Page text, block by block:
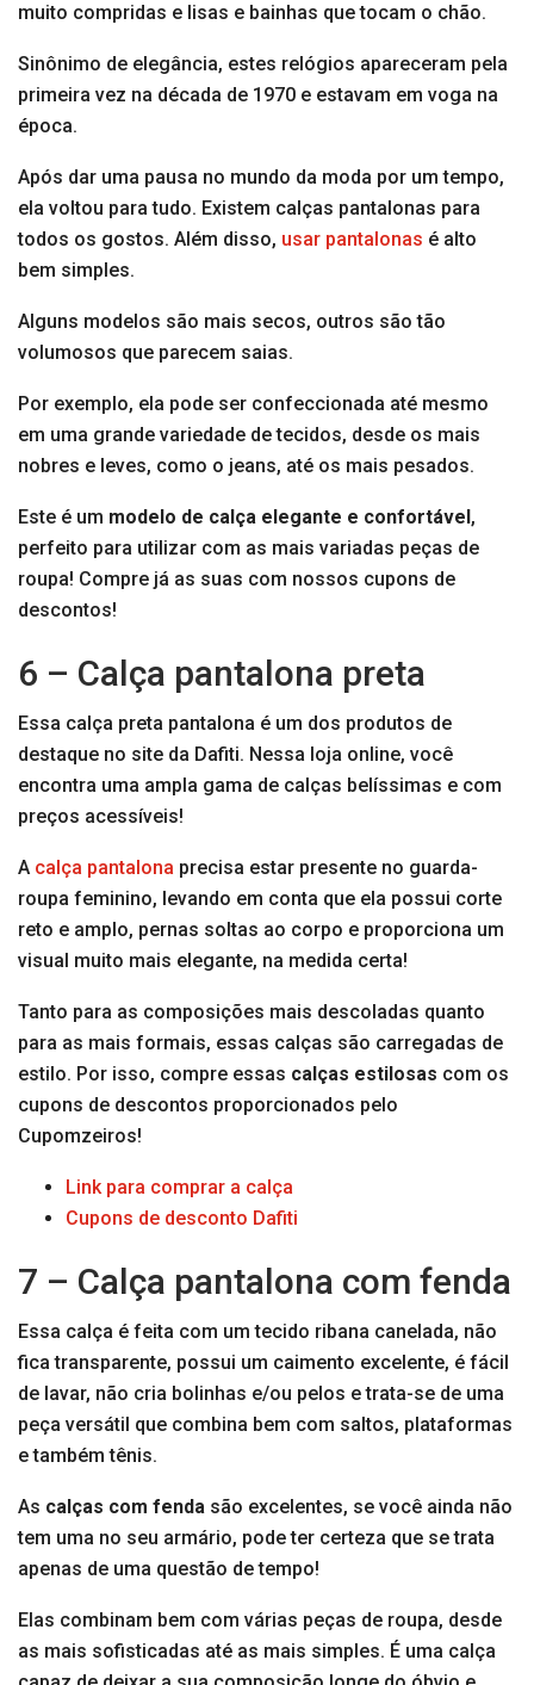
muito compridas e lisas e bainhas que tocam o chão.
Sinônimo de elegância, estes relógios apareceram pela
primeira vez na década de 1970 e estavam em voga na
época.
Após dar uma pausa no mundo da moda por um tempo,
ela voltou para tudo. Existem calças pantalonas para
todos os gostos. Além disso, usar pantalonas é alto
bem simples.
Alguns modelos são mais secos, outros são tão
volumosos que parecem saias.
Por exemplo, ela pode ser confeccionada até mesmo
em uma grande variedade de tecidos, desde os mais
nobres e leves, como o jeans, até os mais pesados.
Este é um modelo de calça elegante e confortável ,
perfeito para utilizar com as mais variadas peças de
roupa! Compre já as suas com nossos cupons de
descontos!
6 – Calça pantalona preta
Essa calça preta pantalona é um dos produtos de
destaque no site da Dafiti. Nessa loja online, você
encontra uma ampla gama de calças belíssimas e com
preços acessíveis!
A calça pantalona precisa estar presente no guarda-
roupa feminino, levando em conta que ela possui corte
reto e amplo, pernas soltas ao corpo e proporciona um
visual muito mais elegante, na medida certa!
Tanto para as composições mais descoladas quanto
para as mais formais, essas calças são carregadas de
estilo. Por isso, compre essas calças estilosas com os
cupons de descontos proporcionados pelo
Cupomzeiros!
Link para comprar a calça
Cupons de desconto Dafiti
7 – Calça pantalona com fenda
Essa calça é feita com um tecido ribana canelada, não
fica transparente, possui um caimento excelente, é fácil
de lavar, não cria bolinhas e/ou pelos e trata-se de uma
peça versátil que combina bem com saltos, plataformas
e também tênis.
As calças com fenda são excelentes, se você ainda não
tem uma no seu armário, pode ter certeza que se trata
apenas de uma questão de tempo!
Elas combinam bem com várias peças de roupa, desde
as mais sofisticadas até as mais simples. É uma calça